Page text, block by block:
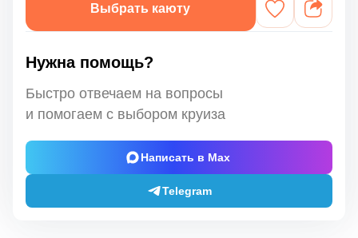
Выбрать каюту
Нужна помощь?
Быстро отвечаем на вопросы
и помогаем с выбором круиза
Написать в Max
Telegram